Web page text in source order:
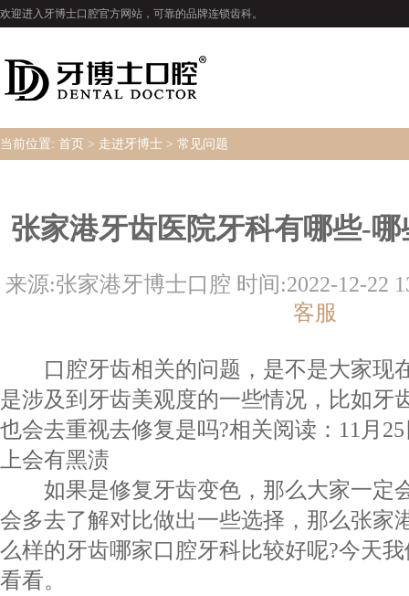
欢迎进入牙博士口腔官方网站，可靠的品牌连锁齿科。
当前位置: 首页 > 走进牙博士 > 常见问题
张家港牙齿医院牙科有哪些-
来源:张家港牙博士口腔 时间:2022-12-22
客服
口腔牙齿相关的问题，是不是大家现
是涉及到牙齿美观度的一些情况，比如牙
也会去重视去修复是吗?相关阅读： 11月
上会有黑渍
如果是修复牙齿变色，那么大家一定
会多去了解对比做出一些选择，那么张家
么样的牙齿哪家口腔牙科比较好呢?今天
看看。